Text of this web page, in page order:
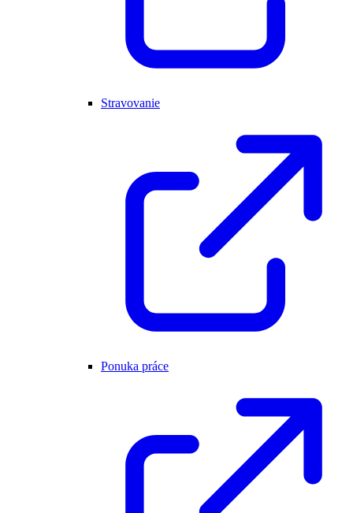
Stravovanie
Ponuka práce